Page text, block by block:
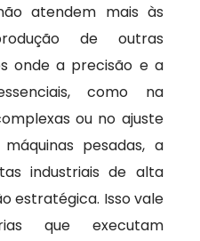
atendem mais às
de outras
onde a precisão e a
como na
ou no ajuste
pesadas, a
industriais de alta
estratégica. Isso vale
que executam